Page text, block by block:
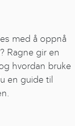
med å oppnå
Ragne gir en
hvordan bruke
en guide til